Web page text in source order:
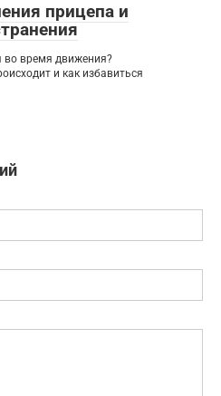
прицепа и
во время движения?
и как избавиться